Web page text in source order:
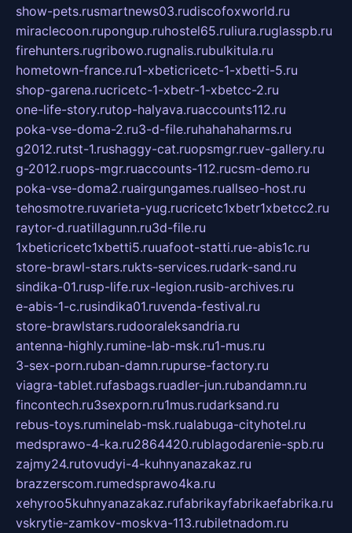
show-pets.rusmartnews03.rudiscofoxworld.ru
miraclecoon.rupongup.ruhostel65.ruliura.ruglasspb.ru
firehunters.rugribowo.rugnalis.rubulkitula.ru
hometown-france.ru1-xbeticricetc-1-xbetti-5.ru
shop-garena.rucricetc-1-xbetr-1-xbetcc-2.ru
one-life-story.rutop-halyava.ruaccounts112.ru
poka-vse-doma-2.ru3-d-file.ruhahahaharms.ru
g2012.rutst-1.rushaggy-cat.ruopsmgr.ruev-gallery.ru
g-2012.ruops-mgr.ruaccounts-112.rucsm-demo.ru
poka-vse-doma2.ruairgungames.ruallseo-host.ru
tehosmotre.ruvarieta-yug.rucricetc1xbetr1xbetcc2.ru
raytor-d.ruatillagunn.ru3d-file.ru
1xbeticricetc1xbetti5.ruuafoot-statti.rue-abis1c.ru
store-brawl-stars.rukts-services.rudark-sand.ru
sindika-01.rusp-life.rux-legion.rusib-archives.ru
e-abis-1-c.rusindika01.ruvenda-festival.ru
store-brawlstars.rudooraleksandria.ru
antenna-highly.rumine-lab-msk.ru1-mus.ru
3-sex-porn.ruban-damn.rupurse-factory.ru
viagra-tablet.rufasbags.ruadler-jun.rubandamn.ru
fincontech.ru3sexporn.ru1mus.rudarksand.ru
rebus-toys.ruminelab-msk.rualabuga-cityhotel.ru
medsprawo-4-ka.ru2864420.rublagodarenie-spb.ru
zajmy24.rutovudyi-4-kuhnyanazakaz.ru
brazzerscom.rumedsprawo4ka.ru
xehyroo5kuhnyanazakaz.rufabrikayfabrikaefabrika.ru
vskrytie-zamkov-moskva-113.rubiletnadom.ru